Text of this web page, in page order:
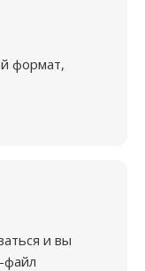
формат,
и вы
файл